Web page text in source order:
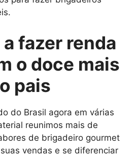
fazer renda
o doce mais
pais
do Brasil agora em várias
reunimos mais de
de brigadeiro gourmet
vendas e se diferenciar